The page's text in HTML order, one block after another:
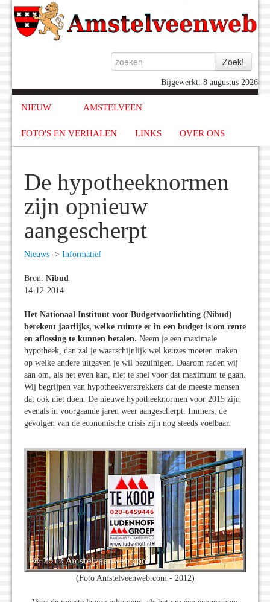
Bijgewerkt: 8 augustus 2026
NIEUW AMSTELVEEN
FOTO'S EN VERHALEN LINKS OVER ONS
De hypotheeknormen
zijn opnieuw
aangescherpt
Nieuws -> Informatief
Bron: Nibud
14-12-2014
Het Nationaal Instituut voor Budgetvoorlichting (Nibud)
berekent jaarlijks, welke ruimte er in een budget is om rente
en aflossing te kunnen betalen. Neem je een maximale
hypotheek, dan zal je waarschijnlijk wel keuzes moeten maken
op welke andere uitgaven je wil bezuinigen. Daarom raden wij
aan om, als het even kan, niet te snel voor dat maximum te gaan.
Wij begrijpen van hypotheekverstrekkers dat de meeste mensen
dat ook niet doen. De nieuwe hypotheeknormen voor 2015 zijn
evenals in voorgaande jaren weer aangescherpt. Immers, de
gevolgen van de economische crisis zijn nog steeds voelbaar.
(Foto Amstelveenweb.com - 2012)